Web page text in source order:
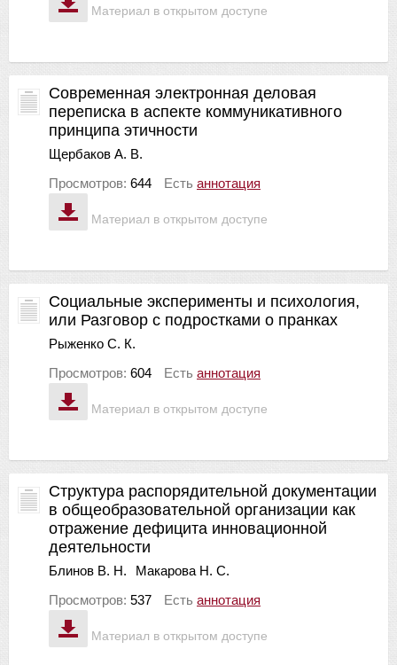
Материал в открытом доступе
Материал в открытом доступе
Современная электронная деловая
переписка в аспекте коммуникативного
принципа этичности
Щербаков А. В.
Просмотров: 644 Есть аннотация
Материал в открытом доступе
Социальные эксперименты и психология,
или Разговор с подростками о пранках
Рыженко С. К.
Просмотров: 604 Есть аннотация
Материал в открытом доступе
Структура распорядительной документации
в общеобразовательной организации как
отражение дефицита инновационной
деятельности
Блинов В. Н.
Макарова Н. С.
Просмотров: 537 Есть аннотация